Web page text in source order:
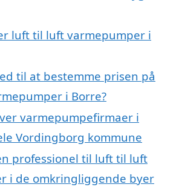
luft til luft varmepumper i
til at bestemme prisen på
i Borre?
varmepumpefirmaer i
Vordingborg kommune
professionel til luft til luft
i de omkringliggende byer